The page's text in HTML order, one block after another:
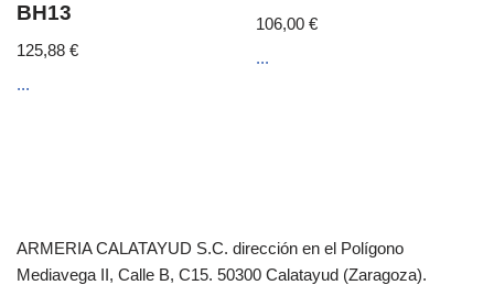
BH13
125,88 €
...
106,00€
...
ARMERIA CALATAYUD S.C. dirección en el Polígono
Mediavega II, Calle B, C15. 50300 Calatayud (Zaragoza).